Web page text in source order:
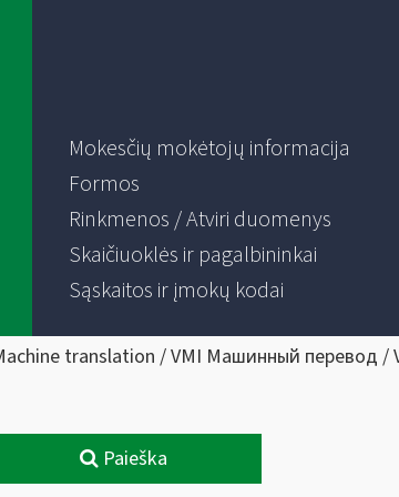
Mokesčių mokėtojų informacija
Formos
Rinkmenos / Atviri duomenys
Skaičiuoklės ir pagalbininkai
Sąskaitos ir įmokų kodai
translation / VMI Машинный перевод
Paieška